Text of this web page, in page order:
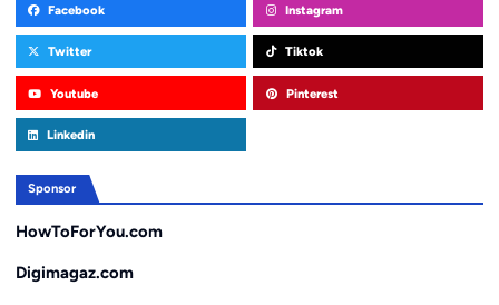
Facebook Instagram
Twitter Tiktok
Youtube Pinterest
Linkedin
Sponsor
HowToForYou.com
Digimagaz.com